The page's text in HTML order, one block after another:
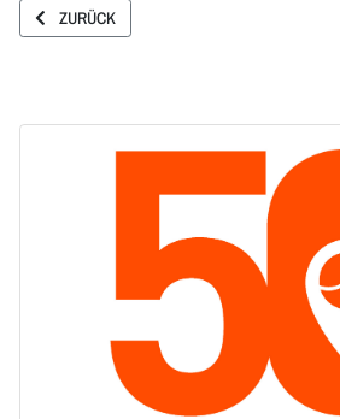
VORHERIGER BEITRAG: BESUCH DER
ZURÜCK